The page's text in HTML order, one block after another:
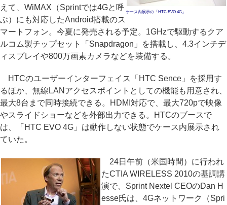
ケース内展示の「HTC EVO 4G」
えて、WiMAX（Sprintでは4Gと呼
ぶ）にも対応したAndroid搭載のス
マートフォン。今夏に発売される予定。1GHzで駆動するクア
ルコム製チップセット「Snapdragon」を搭載し、4.3インチデ
ィスプレイや800万画素カメラなどを装備する。
HTCのユーザーインターフェイス「HTC Sence」を採用す
るほか、無線LANアクセスポイントとしての機能も用意され、
最大8台まで同時接続できる。HDMI対応で、最大720pで映像
やスライドショーなどを外部出力できる。HTCのブースで
は、「HTC EVO 4G」は動作しない状態でケース内展示され
ていた。
24日午前（米国時間）に行われ
たCTIA WIRELESS 2010の基調講
演で、Sprint Nextel CEOのDan H
esse氏は、4Gネットワーク（Spri